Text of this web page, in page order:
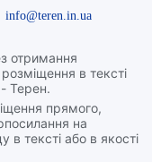
отримання
в тексті
Терен.
прямого,
на
в тексті або в якості
info@teren.in.ua